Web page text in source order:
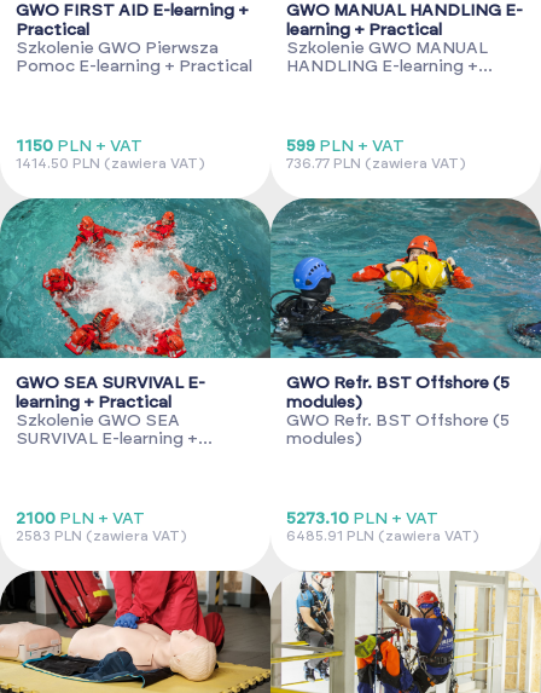
GWO FIRST AID E-learning +
Practical
Szkolenie GWO Pierwsza
Pomoc E-learning + Practical
1150 PLN + VAT
1414.50 PLN (zawiera VAT)
GWO MANUAL HANDLING E-
learning + Practical
Szkolenie GWO MANUAL
HANDLING E-learning +
599 PLN + VAT
736.77 PLN (zawiera VAT)
GWO SEA SURVIVAL E-
learning + Practical
Szkolenie GWO SEA
SURVIVAL E-learning +
2100 PLN + VAT
2583 PLN (zawiera VAT)
GWO Refr. BST Offshore (5
modules)
GWO Refr. BST Offshore (5
modules)
5273.10 PLN + VAT
6485.91 PLN (zawiera VAT)